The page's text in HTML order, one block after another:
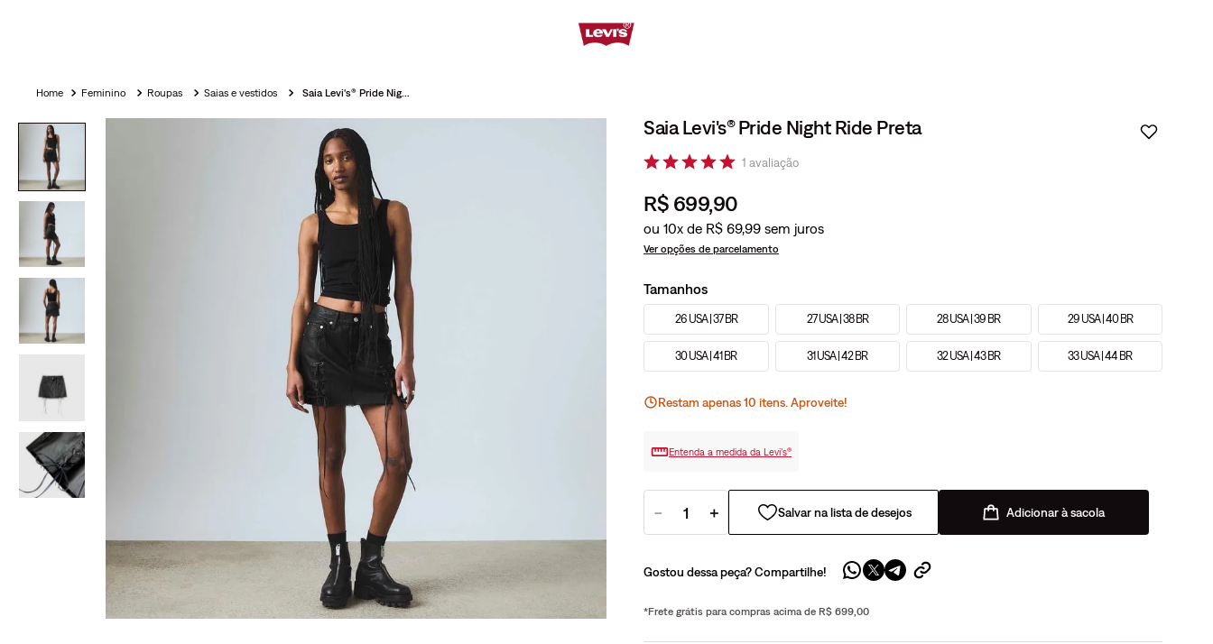
Feminino Roupas Saias e vestidos Saia Levi's® Pride Night Ride Preta
Saia Levi's® Pride Night Ride Preta
1 avaliação
R$ 699,90
ou 10x de R$ 69,99
Ver opções de parcelamento
Tamanhos
26 USA | 37 BR 27 USA | 38 BR 28 USA | 39 BR 29 USA | 40 BR
30 USA | 41 BR 31 USA | 42 BR 32 USA | 43 BR 33 USA | 44 BR
Restam apenas10 itens. Aproveite!
Entenda a medida da Levi’s®
＋
－ Adicionar à sacola
Gostou dessa peça? Compartilhe!
*Frete grátis para compras acima de R$ 699,00